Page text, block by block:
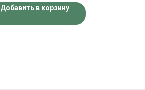
Добавить в корзину